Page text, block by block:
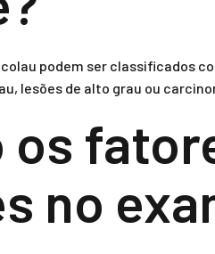
podem ser classificados
lesões de alto grau ou
os
no